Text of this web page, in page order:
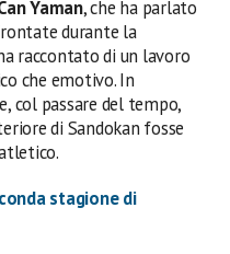
Yaman, che ha parlato
durante la
raccontato di un lavoro
che emotivo. In
col passare del tempo,
di Sandokan fosse
stagione di